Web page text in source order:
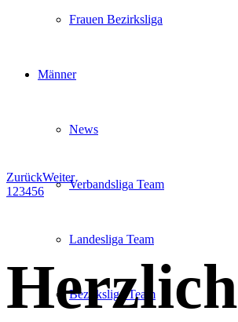
Frauen Bezirksliga
Männer
News
Verbandsliga Team
Landesliga Team
Bezirksliga Team
ZurückWeiter
1 23456
Herzlich